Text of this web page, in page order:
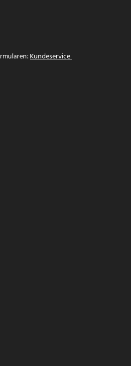
Kundeservice